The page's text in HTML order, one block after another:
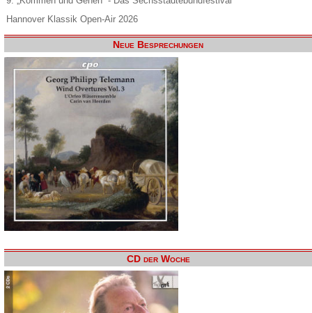
Hannover Klassik Open-Air 2026
Neue Besprechungen
CD der Woche